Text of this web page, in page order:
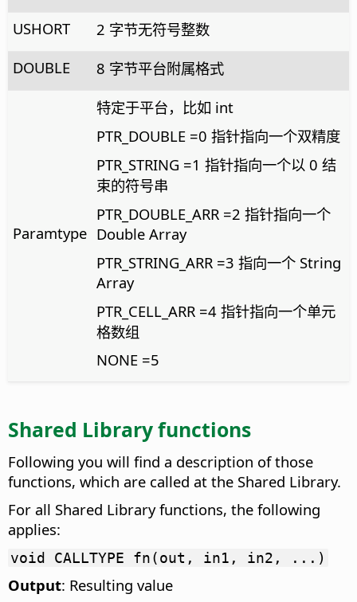
USHORT
2 字节无符号整数
DOUBLE
8 字节平台附属格式
Paramtype
特定于平台，比如 int
PTR_DOUBLE =0 指针指向一个双精度
PTR_STRING =1 指针指向一个以 0 结
束的符号串
PTR_DOUBLE_ARR =2 指针指向一个
Double Array
PTR_STRING_ARR =3 指向一个 String
Array
PTR_CELL_ARR =4 指针指向一个单元
格数组
NONE =5
Shared Libraryfunctions
Following you will find a description of those
functions, which are called at the Shared Library.
For all Shared Libraryfunctions, the following
applies:
void CALLTYPE fn(out, in1, in2, ...)
Output: Resulting value